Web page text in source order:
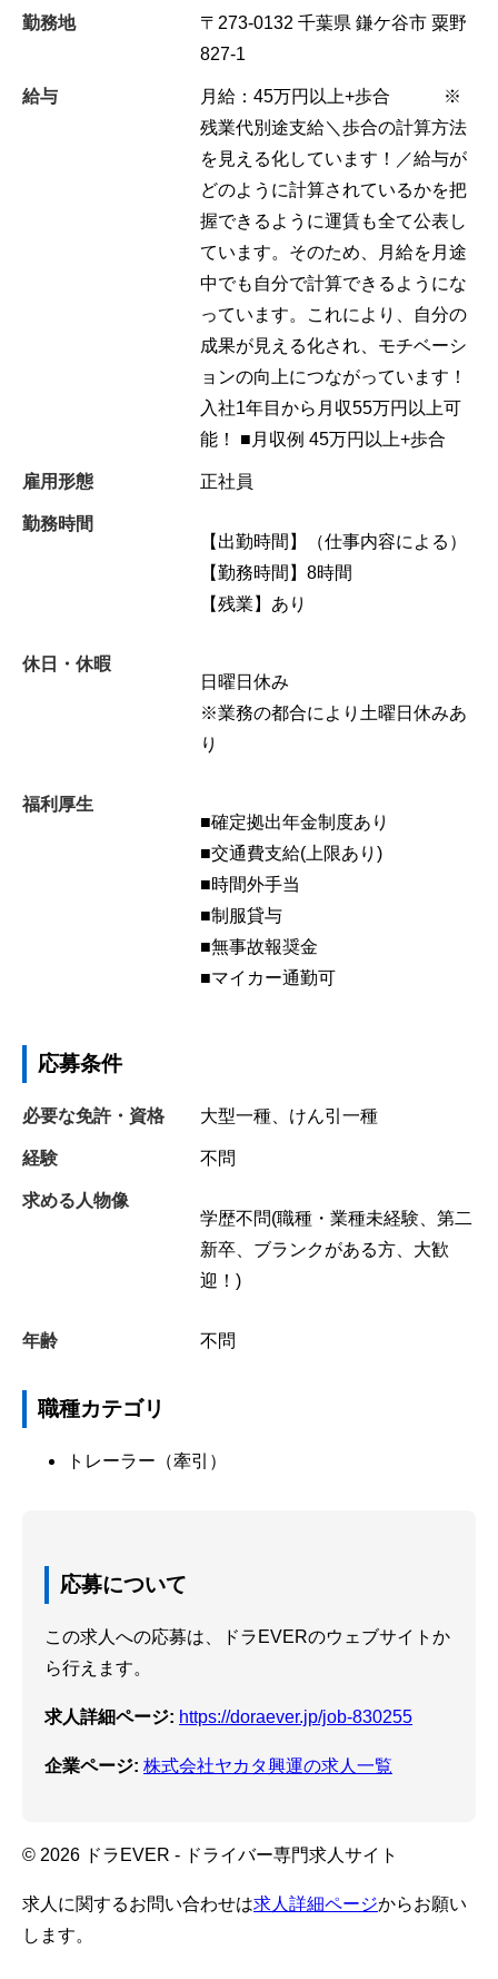
勤務地 〒273-0132 千葉県 鎌ケ谷市 粟野
827-1
給与
月給：45万円以上+歩合 ※
残業代別途支給＼歩合の計算方法
を見える化しています！／給与が
どのように計算されているかを把
握できるように運賃も全て公表し
ています。そのため、月給を月途
中でも自分で計算できるようにな
っています。これにより、自分の
成果が見える化され、モチベーシ
ョンの向上につながっています！
入社1年目から月収55万円以上可
能！ ■月収例 45万円以上+歩合
雇用形態 正社員
勤務時間
【出勤時間】（仕事内容による）
【勤務時間】8時間
【残業】あり
休日・休暇
日曜日休み
※業務の都合により土曜日休みあ
り
福利厚生
■確定拠出年金制度あり
■交通費支給(上限あり)
■時間外手当
■制服貸与
■無事故報奨金
■マイカー通勤可
応募条件
必要な免許・資格 大型一種、けん引一種
経験 不問
求める人物像
学歴不問(職種・業種未経験、第二
新卒、ブランクがある方、大歓
迎！)
年齢 不問
職種カテゴリ
トレーラー（牽引）
応募について
この求人への応募は、ドラEVERのウェブサイトか
ら行えます。
求人詳細ページ: https://doraever.jp/job-830255
企業ページ: 株式会社ヤカタ興運の求人一覧
© 2026 ドラEVER - ドライバー専門求人サイト
求人に関するお問い合わせは求人詳細ページからお願い
します。